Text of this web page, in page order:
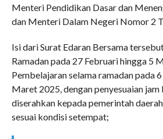
Menteri Pendidikan Dasar dan
dan Menteri Dalam Negeri Nomor 2
Isi dari Surat Edaran Bersama
Ramadan pada 27 Februari hingga 5
Pembelajaran selama ramadan pada
Maret 2025, dengan penyesuaian jam
diserahkan kepada pemerintah
sesuai kondisi setempat;